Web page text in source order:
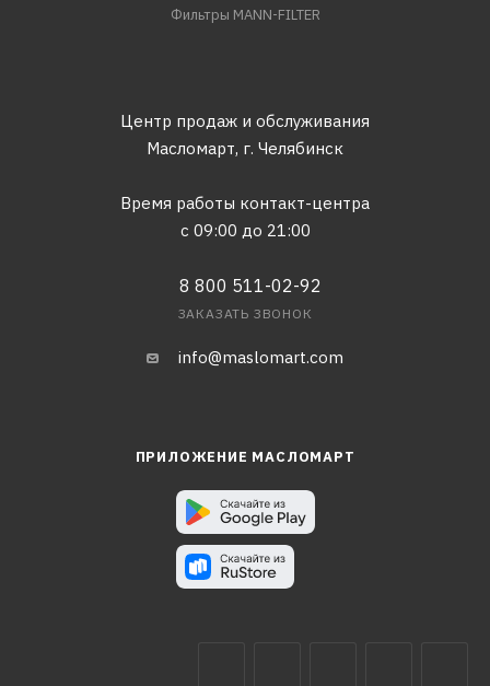
Фильтры MANN-FILTER
Центр продаж и обслуживания
Масломарт, г. Челябинск
Время работы контакт-центра
с 09:00 до 21:00
8 800 511-02-92
ЗАКАЗАТЬ ЗВОНОК
info@maslomart.com
ПРИЛОЖЕНИЕ МАСЛОМАРТ